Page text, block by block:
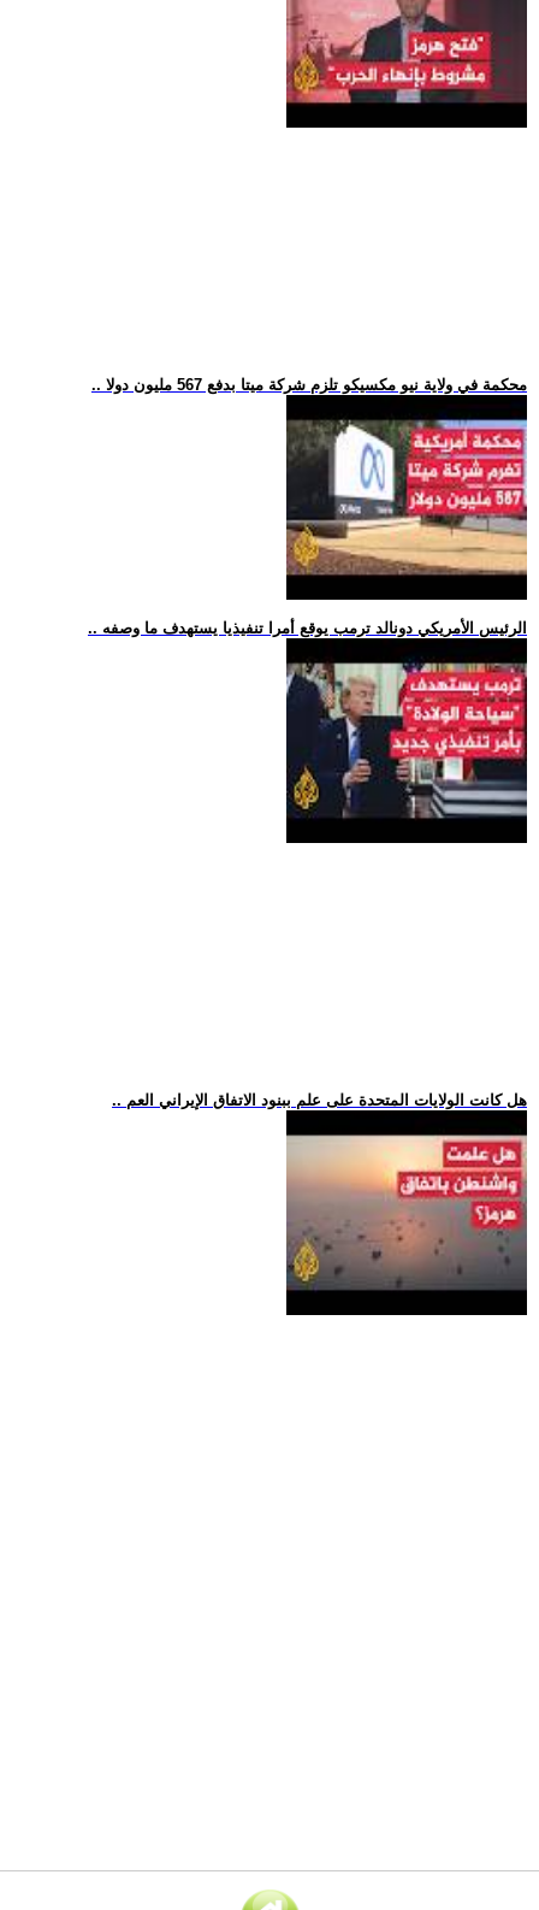
.. محكمة في ولاية نيو مكسيكو تلزم شركة ميتا بدفع 567 مليون دولا
.. الرئيس الأمريكي دونالد ترمب يوقع أمرا تنفيذيا يستهدف ما وصفه
.. هل كانت الولايات المتحدة على علم ببنود الاتفاق الإيراني العم